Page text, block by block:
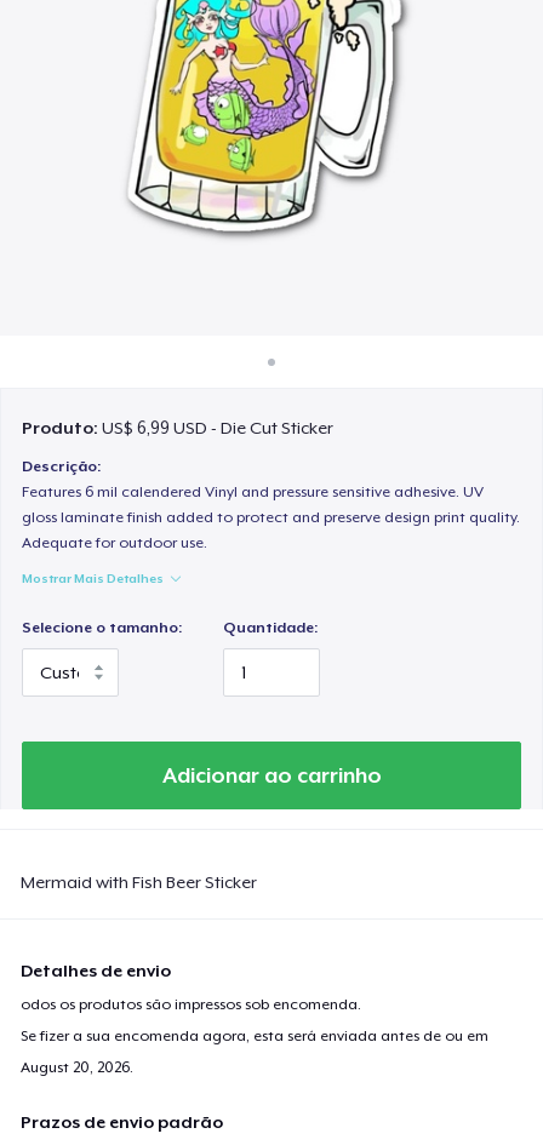
Venda em todo lugar
Venda qualquer coisa
Produto:US$ 6,99 USD - Die Cut Sticker
Descrição:
Features 6 mil calendered Vinyl and pressure sensitive adhesive. UV
gloss laminate finish added to protect and preserve design print quality.
Adequate for outdoor use.
Mostrar Mais Detalhes
Selecione o tamanho: Quantidade:
Adicionar ao carrinho
Mermaid with Fish Beer Sticker
Detalhes de envio
odos os produtos são impressos sob encomenda.
Se fizer a sua encomenda agora, esta será enviada antes de ou em
August 20, 2026
Prazos de envio padrão